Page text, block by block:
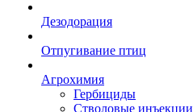
Дезодорация
Отпугивание птиц
Агрохимия
Гербициды
Стволовые инъекции